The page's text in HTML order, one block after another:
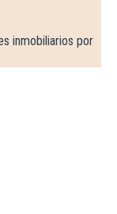
inmobiliarios por